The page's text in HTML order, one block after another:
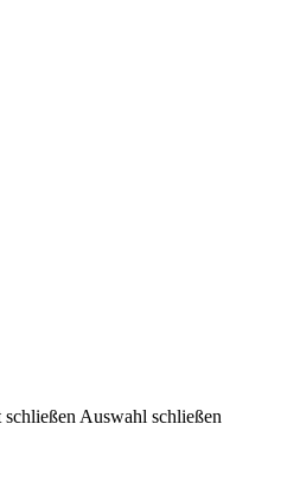
Auswahl schließen